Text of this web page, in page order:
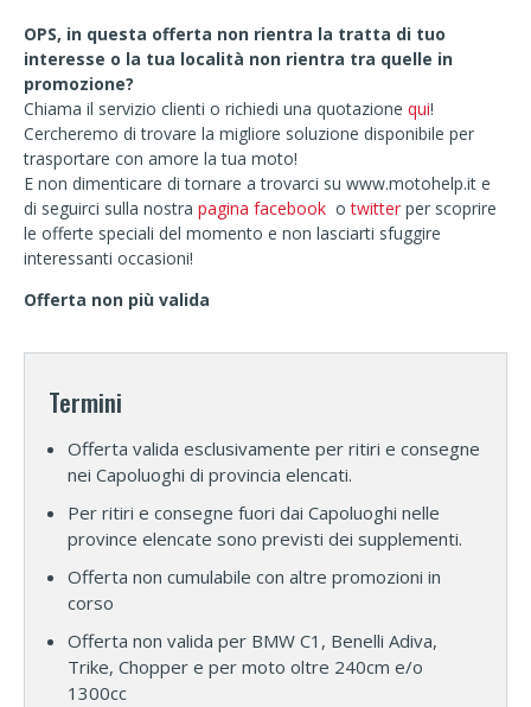
OPS, in questa offerta non rientra la tratta di tuo
interesse o la tua località non rientra tra quelle in
promozione?
Chiama il servizio clienti o richiedi una quotazione qui!
Cercheremo di trovare la migliore soluzione disponibile per
trasportare con amore la tua moto!
E non dimenticare di tornare a trovarci su www.motohelp.it e
di seguirci sulla nostra pagina facebook otwitter per scoprire
le offerte speciali del momento e non lasciarti sfuggire
interessanti occasioni!
Offerta non più valida
Termini
Offerta valida esclusivamente per ritiri e consegne
nei Capoluoghi di provincia elencati.
Per ritiri e consegne fuori dai Capoluoghi nelle
province elencate sono previsti dei supplementi.
Offerta non cumulabile con altre promozioni in
corso
Offerta non valida per BMW C1, Benelli Adiva,
Trike, Chopper e per moto oltre 240cm e/o
1300cc